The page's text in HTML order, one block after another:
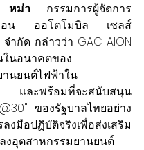
หม่า กรรมการผู้จัดการ
น ออโตโมบิล เซลส์
ำกัด กล่าวว่า GAC AION
นอนาคตของ
นยนต์ไฟฟ้าใน
และพร้อมที่จะสนับสนุน
ของรัฐบาลไทยอย่าง
งมือปฏิบัติจริงเพื่อส่งเสริม
งอุตสาหกรรมยานยนต์